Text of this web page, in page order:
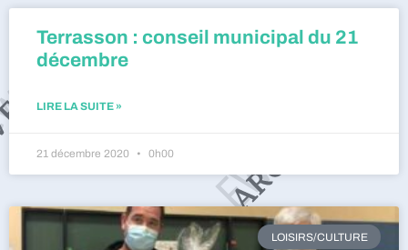
Terrasson : conseil municipal du 21
décembre
LIRE LA SUITE »
21 décembre 2020 0h00
LOISIRS/CULTURE